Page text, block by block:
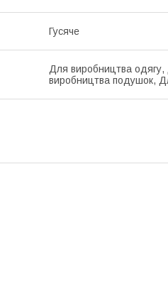
Гусяче
Для виробництва
виробництва подушок,